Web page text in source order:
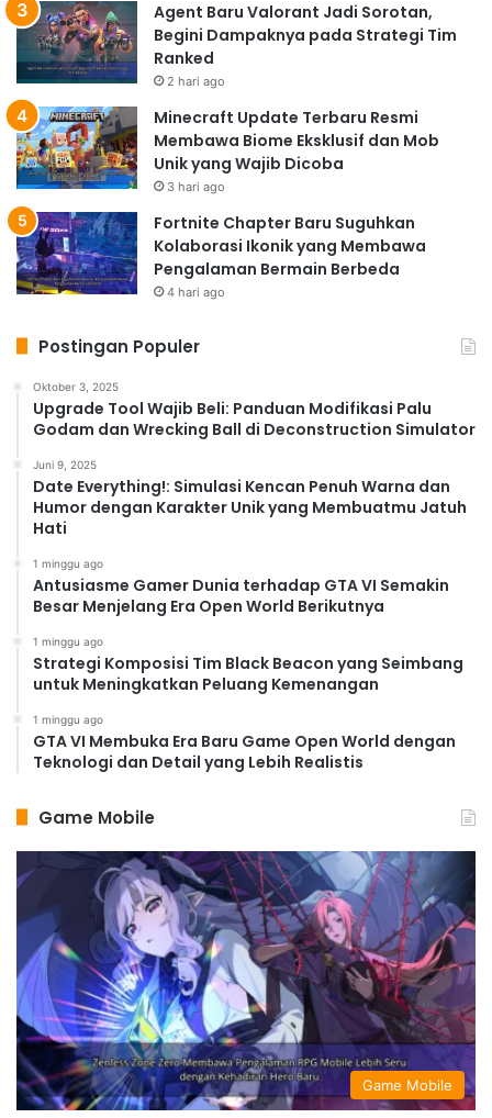
Agent Baru Valorant Jadi Sorotan,
Begini Dampaknya pada Strategi Tim
Ranked
2 hari ago
Minecraft Update Terbaru Resmi
Membawa Biome Eksklusif dan Mob
Unik yang Wajib Dicoba
3 hari ago
Fortnite Chapter Baru Suguhkan
Kolaborasi Ikonik yang Membawa
Pengalaman Bermain Berbeda
4 hari ago
Postingan Populer
Oktober 3, 2025
Upgrade Tool Wajib Beli: Panduan Modifikasi Palu
Godam dan Wrecking Ball di Deconstruction Simulator
Juni 9, 2025
Date Everything!: Simulasi Kencan Penuh Warna dan
Humor dengan Karakter Unik yang Membuatmu Jatuh
Hati
1 minggu ago
Antusiasme Gamer Dunia terhadap GTA VI Semakin
Besar Menjelang Era Open World Berikutnya
1 minggu ago
Strategi Komposisi Tim Black Beacon yang Seimbang
untuk Meningkatkan Peluang Kemenangan
1 minggu ago
GTA VI Membuka Era Baru Game Open World dengan
Teknologi dan Detail yang Lebih Realistis
Game Mobile
Game Mobile